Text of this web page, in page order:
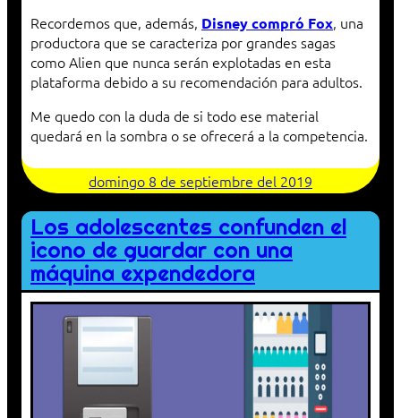
Recordemos que, además, Disney compró Fox, una
productora que se caracteriza por grandes sagas
como Alien que nunca serán explotadas en esta
plataforma debido a su recomendación para adultos.
Me quedo con la duda de si todo ese material
quedará en la sombra o se ofrecerá a la competencia.
domingo 8 de septiembre del 2019
Los adolescentes confunden el
icono de guardar con una
máquina expendedora